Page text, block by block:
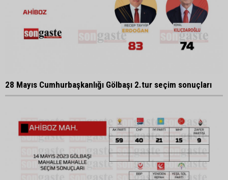
28 Mayıs Cumhurbaşkanlığı Gölbaşı 2.tur seçim sonuçları